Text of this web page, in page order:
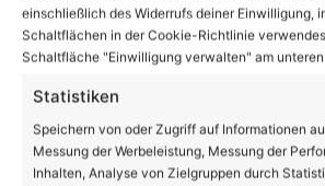
einschließlich des Widerrufs deiner Einwilligung,
Schaltflächen in der Cookie-Richtlinie
Schaltfläche "Einwilligung verwalten" am
Statistiken
Speichern von oder Zugriff auf Informationen
Messung der Werbeleistung, Messung der
Inhalten, Analyse von Zielgruppen durch